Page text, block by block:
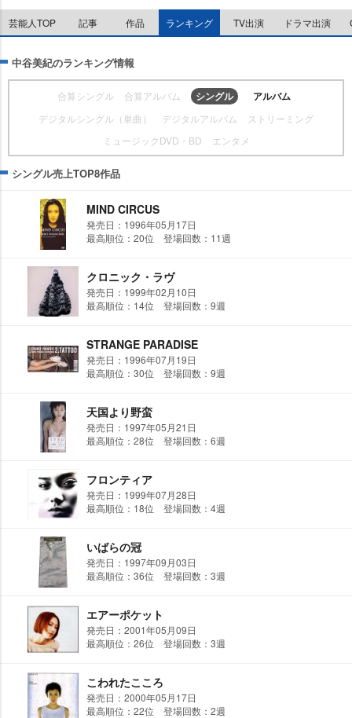
t
e
芸能人TOP 記事 作品 ランキング TV出演 ドラマ出演
中谷美紀のランキング情報
合算シングル 合算アルバム シングル アルバム
デジタルシングル（単曲） デジタルアルバム
ストリーミング
ミュージックDVD・BD
エンタメ
シングル売上TOP8作品
MIND CIRCUS
発売日：1996年05月17日
最高順位：20位 登場回数：11週
クロニック・ラヴ
発売日：1999年02月10日
最高順位：14位 登場回数：9週
STRANGE PARADISE
発売日：1996年07月19日
最高順位：30位 登場回数：9週
天国より野蛮
発売日：1997年05月21日
最高順位：28位 登場回数：6週
フロンティア
発売日：1999年07月28日
最高順位：18位 登場回数：4週
いばらの冠
発売日：1997年09月03日
最高順位：36位 登場回数：3週
エアーポケット
発売日：2001年05月09日
最高順位：26位 登場回数：3週
こわれたこころ
発売日：2000年05月17日
最高順位：22位 登場回数：2週